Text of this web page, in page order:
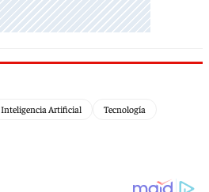
Inteligencia Artificial Tecnología